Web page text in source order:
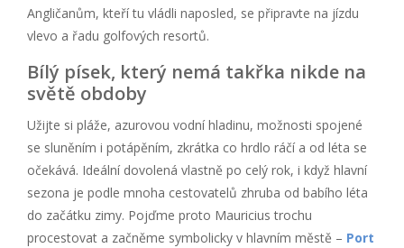
Angličanům, kteří tu vládli naposled, se připravte na jízdu
vlevo a řadu golfových resortů.
Bílý písek, který nemá takřka nikde na
světě obdoby
Užijte si pláže, azurovou vodní hladinu, možnosti spojené
se sluněním i potápěním, zkrátka co hrdlo ráčí a od léta se
očekává. Ideální dovolená vlastně po celý rok, i když hlavní
sezona je podle mnoha cestovatelů zhruba od babího léta
do začátku zimy. Pojďme proto Mauricius trochu
procestovat a začněme symbolicky v hlavním městě – Port